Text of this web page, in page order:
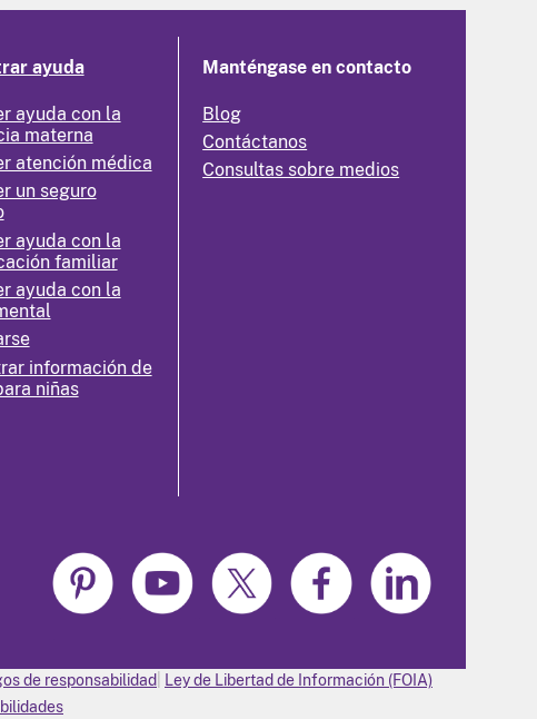
ayuda
ayuda con la
materna
atención médica
un seguro
ayuda con la
familiar
ayuda con la
información de
niñas
Manténgase en contacto
Blog
Contáctanos
Consultas sobre medios
de responsabilidad
Ley de Libertad de Información (FOIA)